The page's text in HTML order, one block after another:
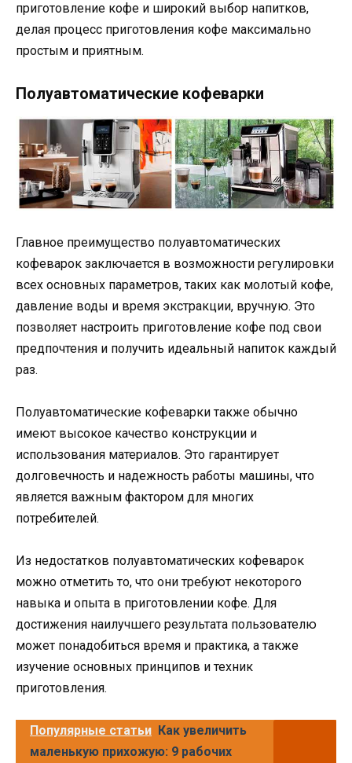
приготовление кофе и широкий выбор напитков,
делая процесс приготовления кофе максимально
простым и приятным.
Полуавтоматические кофеварки
Главное преимущество полуавтоматических
кофеварок заключается в возможности регулировки
всех основных параметров, таких как молотый кофе,
давление воды и время экстракции, вручную. Это
позволяет настроить приготовление кофе под свои
предпочтения и получить идеальный напиток каждый
раз.
Полуавтоматические кофеварки также обычно
имеют высокое качество конструкции и
использования материалов. Это гарантирует
долговечность и надежность работы машины, что
является важным фактором для многих
потребителей.
Из недостатков полуавтоматических кофеварок
можно отметить то, что они требуют некоторого
навыка и опыта в приготовлении кофе. Для
достижения наилучшего результата пользователю
может понадобиться время и практика, а также
изучение основных принципов и техник
приготовления.
Популярные статьи Как увеличить
маленькую прихожую: 9 рабочих